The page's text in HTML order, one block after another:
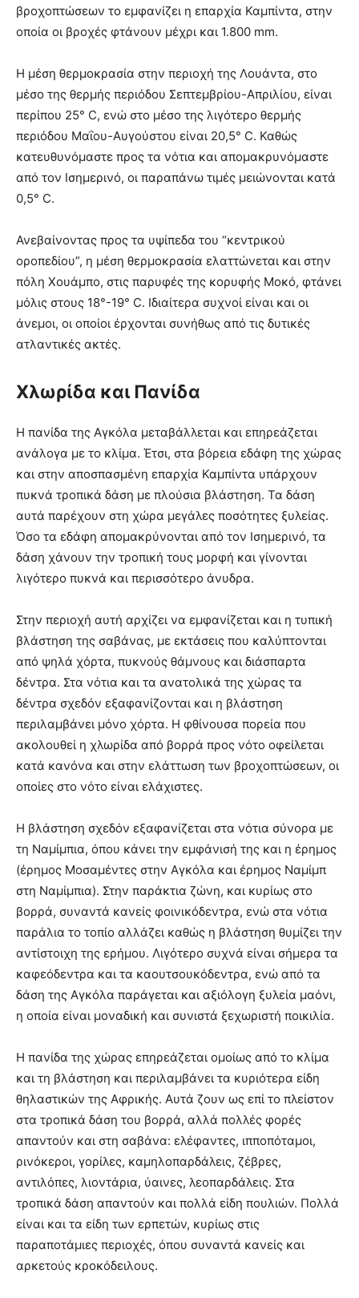
βροχοπτώσεων το εμφανίζει η επαρχία Καμπίντα, στην
οποία οι βροχές φτάνουν μέχρι και 1.800 mm.
Η μέση θερμοκρασία στην περιοχή της Λουάντα, στο
μέσο της θερμής περιόδου Σεπτεμβρίου-Απριλίου, είναι
περίπου 25° C, ενώ στο μέσο της λιγότερο θερμής
περιόδου Μαΐου-Αυγούστου είναι 20,5° C. Καθώς
κατευθυνόμαστε προς τα νότια και απομακρυνόμαστε
από τον Ισημερινό, οι παραπάνω τιμές μειώνονται κατά
0,5° C.
Ανεβαίνοντας προς τα υψίπεδα του “κεντρικού
οροπεδίου”, η μέση θερμοκρασία ελαττώνεται και στην
πόλη Χουάμπο, στις παρυφές της κορυφής Μοκό, φτάνει
μόλις στους 18°-19° C. Ιδιαίτερα συχνοί είναι και οι
άνεμοι, οι οποίοι έρχονται συνήθως από τις δυτικές
ατλαντικές ακτές.
Χλωρίδα και Πανίδα
Η πανίδα της Αγκόλα μεταβάλλεται και επηρεάζεται
ανάλογα με το κλίμα. Έτσι, στα βόρεια εδάφη της χώρας
και στην αποσπασμένη επαρχία Καμπίντα υπάρχουν
πυκνά τροπικά δάση με πλούσια βλάστηση. Τα δάση
αυτά παρέχουν στη χώρα μεγάλες ποσότητες ξυλείας.
Όσο τα εδάφη απομακρύνονται από τον Ισημερινό, τα
δάση χάνουν την τροπική τους μορφή και γίνονται
λιγότερο πυκνά και περισσότερο άνυδρα.
Στην περιοχή αυτή αρχίζει να εμφανίζεται και η τυπική
βλάστηση της σαβάνας, με εκτάσεις που καλύπτονται
από ψηλά χόρτα, πυκνούς θάμνους και διάσπαρτα
δέντρα. Στα νότια και τα ανατολικά της χώρας τα
δέντρα σχεδόν εξαφανίζονται και η βλάστηση
περιλαμβάνει μόνο χόρτα. Η φθίνουσα πορεία που
ακολουθεί η χλωρίδα από βορρά προς νότο οφείλεται
κατά κανόνα και στην ελάττωση των βροχοπτώσεων, οι
οποίες στο νότο είναι ελάχιστες.
Η βλάστηση σχεδόν εξαφανίζεται στα νότια σύνορα με
τη Ναμίμπια, όπου κάνει την εμφάνισή της και η έρημος
(έρημος Μοσαμέντες στην Αγκόλα και έρημος Ναμίμπ
στη Ναμίμπια). Στην παράκτια ζώνη, και κυρίως στο
βορρά, συναντά κανείς φοινικόδεντρα, ενώ στα νότια
παράλια το τοπίο αλλάζει καθώς η βλάστηση θυμίζει την
αντίστοιχη της ερήμου. Λιγότερο συχνά είναι σήμερα τα
καφεόδεντρα και τα καουτσουκόδεντρα, ενώ από τα
δάση της Αγκόλα παράγεται και αξιόλογη ξυλεία μαόνι,
η οποία είναι μοναδική και συνιστά ξεχωριστή ποικιλία.
Η πανίδα της χώρας επηρεάζεται ομοίως από το κλίμα
και τη βλάστηση και περιλαμβάνει τα κυριότερα είδη
θηλαστικών της Αφρικής. Αυτά ζουν ως επί το πλείστον
στα τροπικά δάση του βορρά, αλλά πολλές φορές
απαντούν και στη σαβάνα: ελέφαντες, ιπποπόταμοι,
ρινόκεροι, γορίλες, καμηλοπαρδάλεις, ζέβρες,
αντιλόπες, λιοντάρια, ύαινες, λεοπαρδάλεις. Στα
τροπικά δάση απαντούν και πολλά είδη πουλιών. Πολλά
είναι και τα είδη των ερπετών, κυρίως στις
παραποτάμιες περιοχές, όπου συναντά κανείς και
αρκετούς κροκόδειλους.